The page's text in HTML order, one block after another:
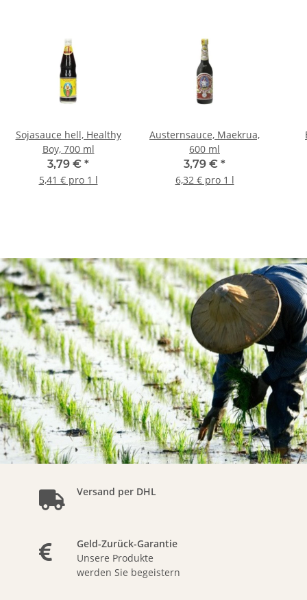
Sojasauce hell, Healthy
Boy, 700 ml
3,79 € *
5,41 € pro 1 l
Austernsauce, Maekrua,
600 ml
3,79 € *
6,32 € pro 1 l
Versand per DHL
Geld-Zurück-Garantie
Unsere Produkte
werden Sie begeistern